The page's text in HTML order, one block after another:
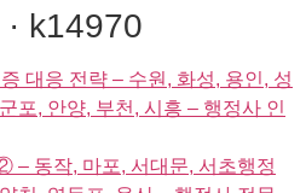
k14970
대응 전략 – 수원, 화성, 용인, 성
포, 안양, 부천, 시흥 – 행정사 인
– 동작, 마포, 서대문, 서초행정